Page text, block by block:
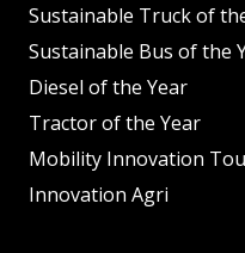
Sustainable Truck of
Sustainable Bus of the
Diesel of the Year
Tractor of the Year
Mobility Innovation
Innovation Agri